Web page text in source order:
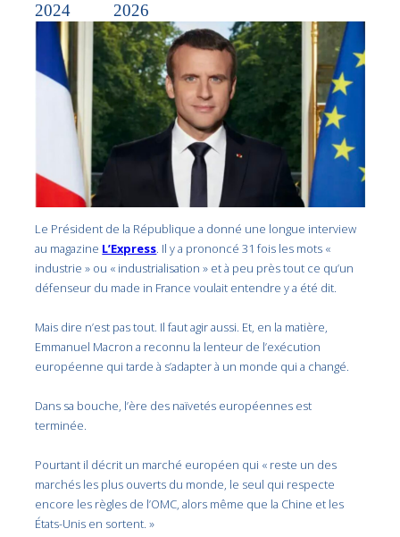
2024
2026
Le Président de la République a donné une longue interview
au magazine L’Express. Il y a prononcé 31 fois les mots «
industrie » ou « industrialisation » et à peu près tout ce qu’un
défenseur du made in France voulait entendre y a été dit.
Mais dire n’est pas tout. Il faut agir aussi. Et, en la matière,
Emmanuel Macron a reconnu la lenteur de l’exécution
européenne qui tarde à s’adapter à un monde qui a changé.
Dans sa bouche, l’ère des naïvetés européennes est
terminée.
Pourtant il décrit un marché européen qui « reste un des
marchés les plus ouverts du monde, le seul qui respecte
encore les règles de l’OMC, alors même que la Chine et les
États-Unis en sortent. »